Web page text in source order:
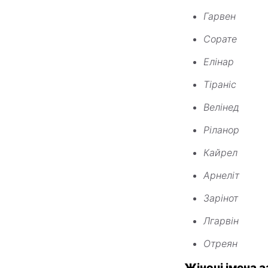
Гарвен
Сорате
Елінар
Тіраніс
Велінед
Ріланор
Кайрел
Арнеліт
Зарінот
Лгарвін
Отреян